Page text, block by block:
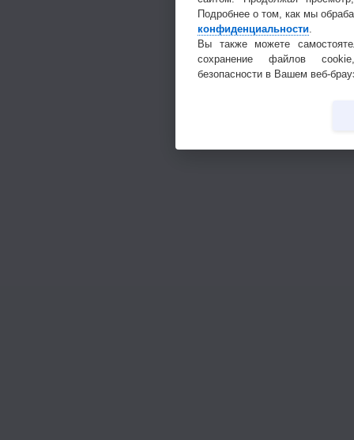
Подробнее о том, как мы
конфиденциальности
Вы также можете
сохранение файлов
безопасности в Вашем веб-